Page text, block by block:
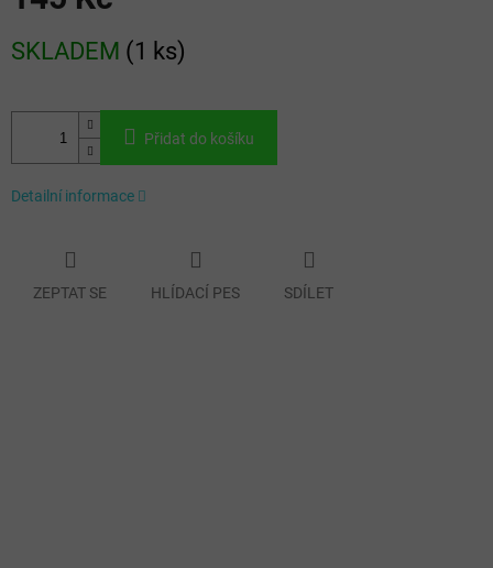
cena:
SKLADEM (1 ks)
Přidat do košíku
Detailní informace
ZEPTAT SE HLÍDACÍ PES SDÍLET